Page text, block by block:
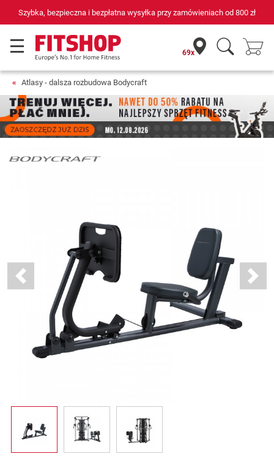
Szybka, bezpieczna i bezpłatna wysyłka przy zamówieniach od 800 zł
69x
Atlasy - dalsza rozbudowa Bodycraft
Previous Next